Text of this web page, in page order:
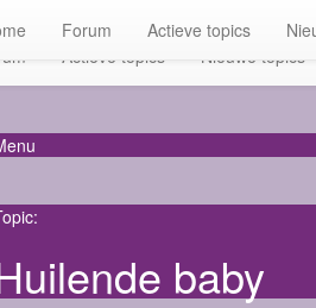
Actieve topics Nieuwe topics
Forum Actieve topics
baby